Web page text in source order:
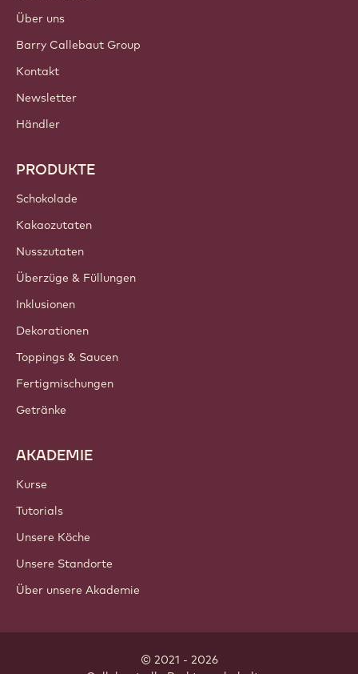
Über uns
Barry Callebaut Group
Kontakt
Newsletter
Händler
PRODUKTE
Schokolade
Kakaozutaten
Nusszutaten
Überzüge & Füllungen
Inklusionen
Dekorationen
Toppings & Saucen
Fertigmischungen
Getränke
AKADEMIE
Kurse
Tutorials
Unsere Köche
Unsere Standorte
Über unsere Akademie
© 2021 - 2026